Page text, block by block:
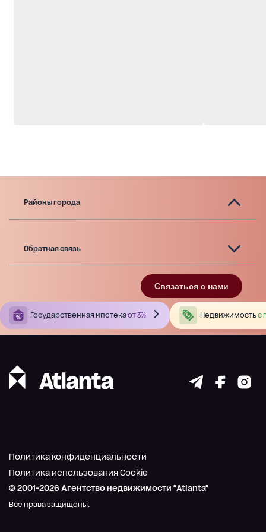
Районы города
Обратная связь
Связаться с нами
Государственная ипотекаот 3% Недвижимостьс
© 2001-2026 Агентство недвижимости "Atlanta"
Все права защищены.
Политика конфиденциальности
Политика использования Cookie